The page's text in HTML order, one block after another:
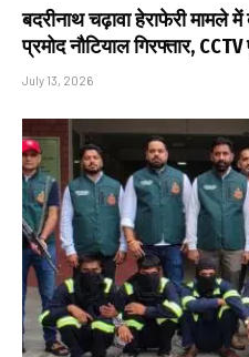
बदरीनाथ चढ़ावा हेराफेरी मामले
प्रमोद नौटियाल गिरफ्तार,
July 13, 2026